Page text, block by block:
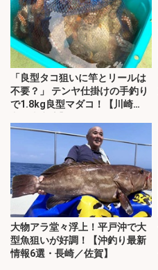
「良型タコ狙いに竿とリールは
不要？」 テンヤ仕掛けの手釣り
で1.8kg良型マダコ！【川崎
大物アラ堂々浮上！平戸沖で大
型魚狙いが好調！【沖釣り最新
情報6選・長崎／佐賀】